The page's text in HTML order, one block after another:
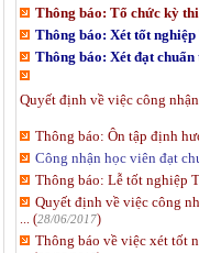
Thông báo: Tổ chức kỳ
Thông báo: Xét tốt
Thông báo: Xét đạt
Quyết định về việc công
Thông báo: Ôn tập định
Công nhận học viên đạt
Thông báo: Lễ tốt nghiệp
Quyết định về việc công
... (28/06/2017)
Thông báo về việc xét tốt